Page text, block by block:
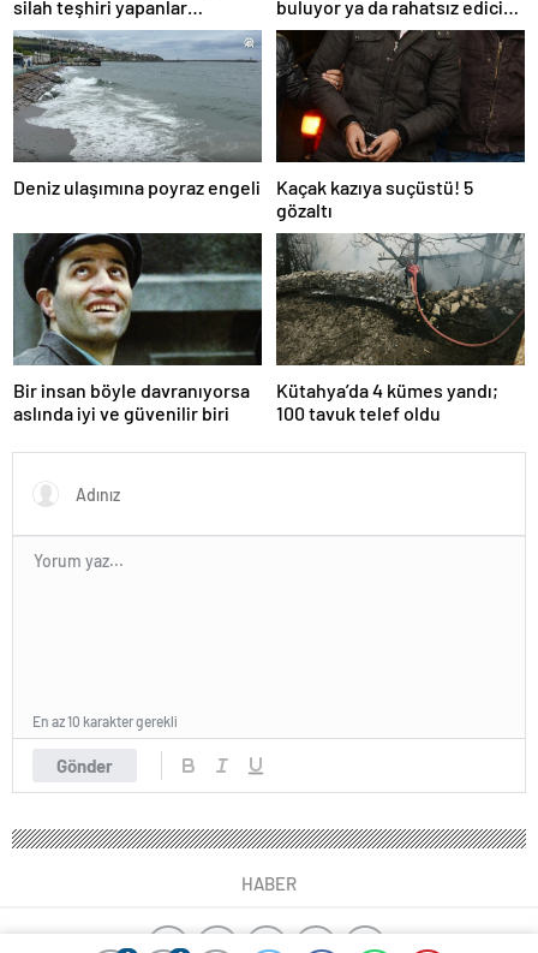
silah teşhiri yapanlar
yakalandı
buluyor ya da rahatsız edici
ve toksik!
Deniz ulaşımına poyraz engeli
Kaçak kazıya suçüstü! 5
gözaltı
Bir insan böyle davranıyorsa
aslında iyi ve güvenilir biri
Kütahya’da 4 kümes yandı;
100 tavuk telef oldu
Gönder
En az 10 karakter gerekli
HABER